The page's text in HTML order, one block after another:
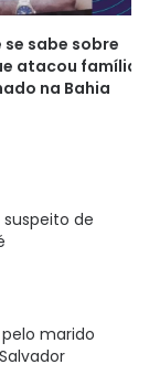
se sabe sobre
atacou família
na Bahia
de
marido